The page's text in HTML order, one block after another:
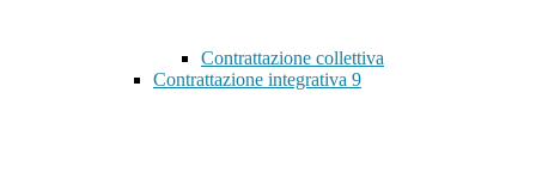
Contrattazione collettiva
Contrattazione integrativa 9